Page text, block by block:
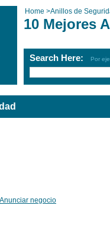
Home >Anillos de
10 Mejores
Search Here: Por
Anunciar negocio